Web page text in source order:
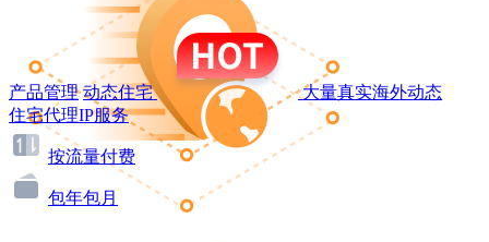
产品管理 动态住宅
大量真实海外动态
住宅代理IP服务
按流量付费
包年包月